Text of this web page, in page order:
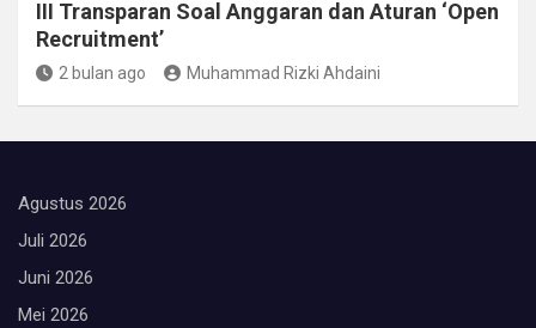
III Transparan Soal Anggaran dan Aturan ‘Open
Recruitment’
2 bulan ago Muhammad Rizki Ahdaini
Agustus 2026
Juli 2026
Juni 2026
Mei 2026